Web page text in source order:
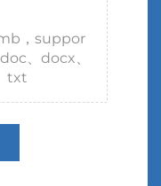
，suppor
、docx、
txt